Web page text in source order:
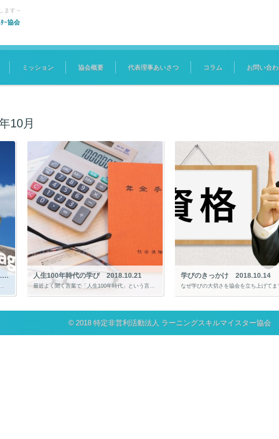
ｰ協会
ます～
ミッション 協会概要 代表理事あいさつ コラム お問い合
10月
異業種転職が進んでいます 2018.10.28
数は2017年度、リーマン・ショック直後の2009年度に比べて3倍になっていて、同じ業種への転職に比べて1.5倍だそうです。 日本は今でも […]
人生100年時代の学び 2018.10.21
最近よく聞く言葉で「人生100年時代」という言葉があります。このコラムでもたまに出てくる言葉です。皆さんは人生100年時代と言われて何を考えますか。 「人は100歳まで生きるようになる」と考える人が多いのではないでしょう […]
学びのきっかけ 2018.10.14
© 2018 特定非営利活動法人 ラーニングスキルマイスター協会